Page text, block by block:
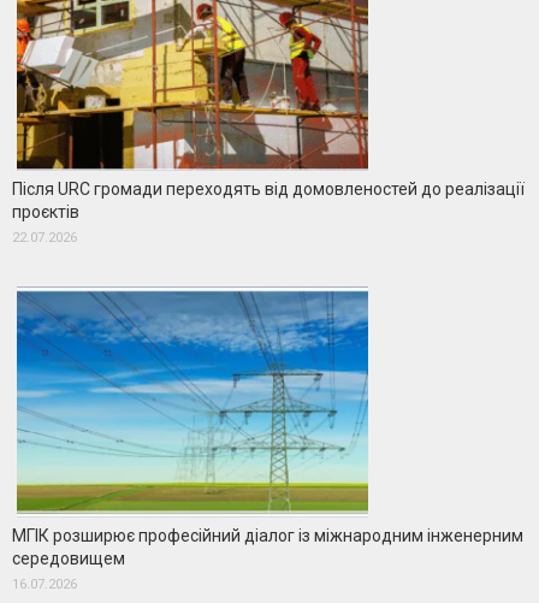
Після URC громади переходять від домовленостей до реалізації
проєктів
22.07.2026
МГІК розширює професійний діалог із міжнародним інженерним
середовищем
16.07.2026